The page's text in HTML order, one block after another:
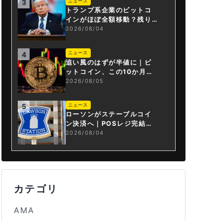
3
トランプ系企業のビットコ
インがほぼ全額移動？残り
は3.43BTCか
2026/08/04
4 ニュース
追い風のはずが半値に｜ビ
ットコイン、この10か月で
何が起きたか
2026/08/05
5 ニュース
ローソンがステーブルコイ
ン決済へ｜POSレジ完結は
国内初
2026/08/04
カテゴリ
AMA